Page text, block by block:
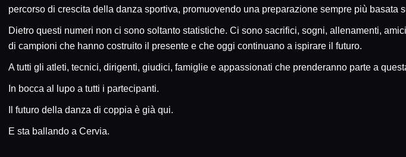
percorso di crescita della danza sportiva, promuovendo una preparazione sempre più basata
Dietro questi numeri non ci sono soltanto statistiche. Ci sono sacrifici, sogni, allenamenti,
di campioni che hanno costruito il presente e che oggi continuano a ispirare il futuro.
A tutti gli atleti, tecnici, dirigenti, giudici, famiglie e appassionati che prenderanno parte a
In bocca al lupo a tutti i partecipanti.
Il futuro della danza di coppia è già qui.
E sta ballando a Cervia.